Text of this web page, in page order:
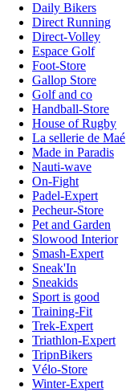
Daily Bikers
Direct Running
Direct-Volley
Espace Golf
Foot-Store
Gallop Store
Golf and co
Handball-Store
House of Rugby
La sellerie de Maé
Made in Paradis
Nauti-wave
On-Fight
Padel-Expert
Pecheur-Store
Pet and Garden
Slowood Interior
Smash-Expert
Sneak'In
Sneakids
Sport is good
Training-Fit
Trek-Expert
Triathlon-Expert
TripnBikers
Vélo-Store
Winter-Expert